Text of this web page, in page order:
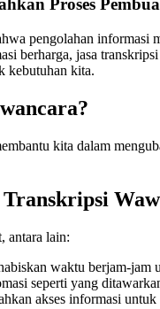
Proses
pengolahan
berharga, jasa
kebutuhan kita.
kita dalam
antara lain:
waktu berjam-jam
seperti yang
akses informasi